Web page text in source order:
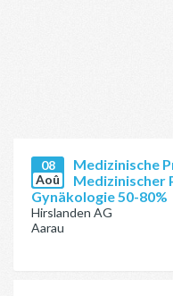
08
Aoû
Medizinische
Medizinischer
Gynäkologie 50-80%
Hirslanden AG
Aarau